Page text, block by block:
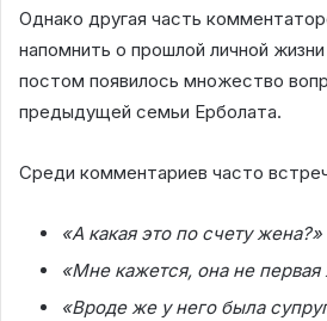
Однако другая часть
напомнить о прошлой личной
постом появилось множество
предыдущей семьи Ерболата.
Среди комментариев часто
«А какая это по счету жена?»
«Мне кажется, она не
«Вроде же у него была